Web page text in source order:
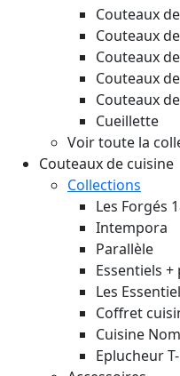
Couteaux
Couteaux
Couteaux
Couteaux
Couteaux
Cueillette
Voir toute la
Couteaux de cuisine
Collections
Les Forgés
Intempora
Parallèle
Essentiels
Les
Coffret
Cuisine
Eplucheur